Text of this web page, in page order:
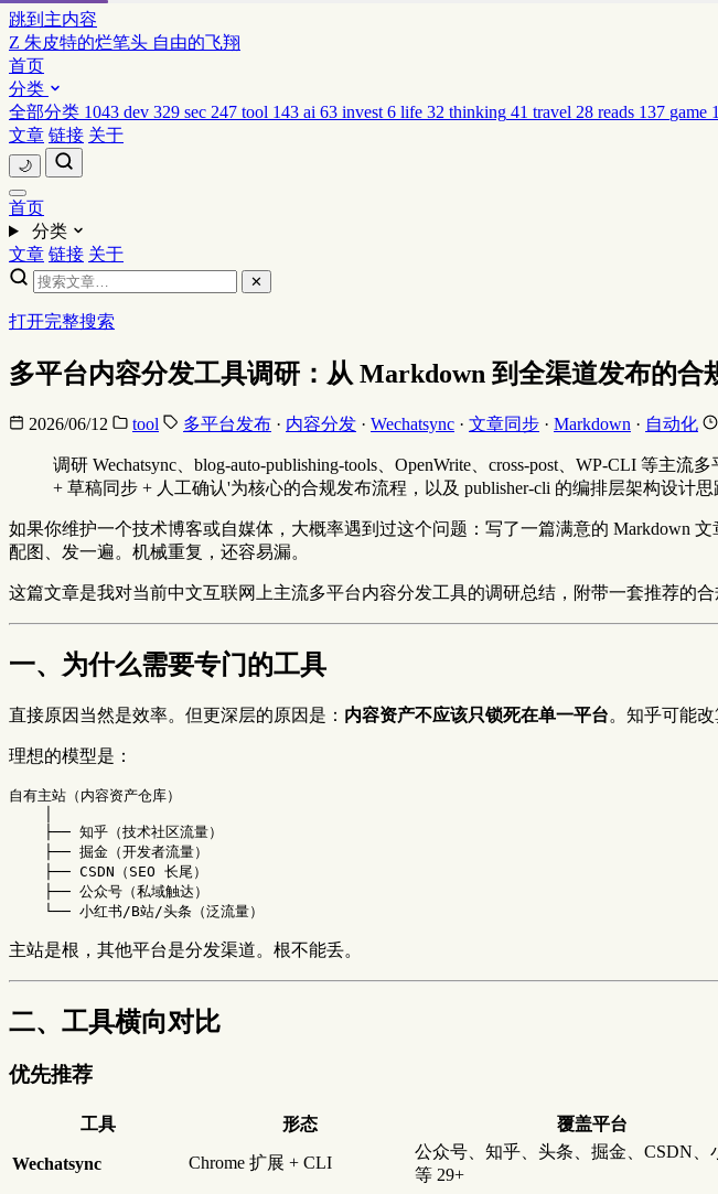
跳到主内容
Z 朱皮特的烂笔头 自由的飞翔
首页
分类
全部分类 1043 dev 329 sec 247 tool 143 ai 63 invest 6 life 32 thinking 41 travel 28 reads 137 game
文章 链接 关于
🌙
首页
分类
文章 链接 关于
✕
打开完整搜索
多平台内容分发工具调研：从 Markdown 到全渠道发布的合
2026/06/12 tool 多平台发布 · 内容分发 · Wechatsync · 文章同步 · Markdown · 自动化
调研 Wechatsync、blog-auto-publishing-tools、OpenWrite、cross-post、WP-CLI 等
+ 草稿同步 + 人工确认'为核心的合规发布流程，以及 publisher-cli 的编排层架构设计思
如果你维护一个技术博客或自媒体，大概率遇到过这个问题：写了一篇满意的 Markdown
配图、发一遍。机械重复，还容易漏。
这篇文章是我对当前中文互联网上主流多平台内容分发工具的调研总结，附带一套推荐的合
一、为什么需要专门的工具
直接原因当然是效率。但更深层的原因是： 内容资产不应该只锁死在单一平台。知乎可能
理想的模型是：
自有主站（内容资产仓库）
    ├── 知乎（技术社区流量）
    ├── 掘金（开发者流量）
    ├── CSDN（SEO 长尾）
    ├── 公众号（私域触达）
主站是根，其他平台是分发渠道。根不能丢。
二、工具横向对比
优先推荐
工具 形态 覆盖平台
Wechatsync Chrome 扩展 + CLI
公众号、知乎、头条、掘金、CSDN、
等 29+